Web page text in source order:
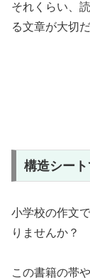
それくらい、
る文章が大切
構造シー
小学校の作文
りませんか？
この書籍の帯